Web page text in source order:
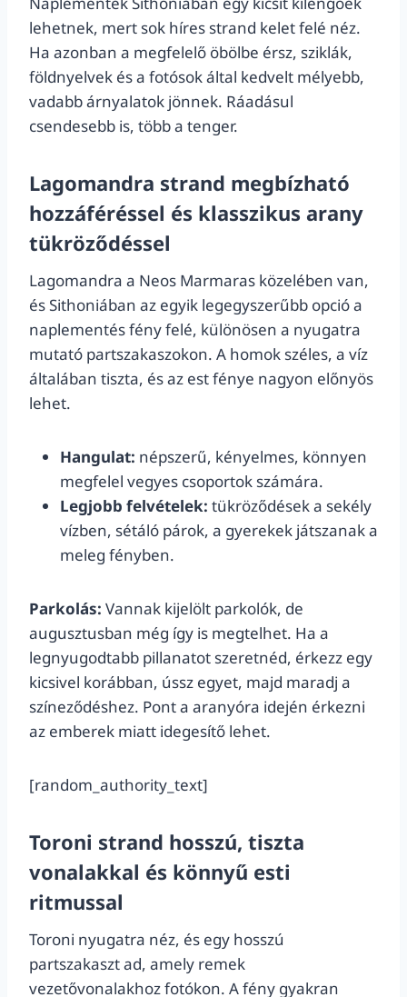
lehetnek, mert sok híres strand kelet felé néz.
Ha azonban a megfelelő öbölbe érsz, sziklák,
földnyelvek és a fotósok által kedvelt mélyebb,
vadabb árnyalatok jönnek. Ráadásul
csendesebb is, több a tenger.
Lagomandra strand megbízható
hozzáféréssel és klasszikus arany
tükröződéssel
Lagomandra a Neos Marmaras közelében van,
és Sithoniában az egyik legegyszerűbb opció a
naplementés fény felé, különösen a nyugatra
mutató partszakaszokon. A homok széles, a víz
általában tiszta, és az est fénye nagyon előnyös
lehet.
Hangulat: népszerű, kényelmes, könnyen
megfelel vegyes csoportok számára.
Legjobb felvételek: tükröződések a sekély
vízben, sétáló párok, a gyerekek játszanak a
meleg fényben.
Parkolás: Vannak kijelölt parkolók, de
augusztusban még így is megtelhet. Ha a
legnyugodtabb pillanatot szeretnéd, érkezz egy
kicsivel korábban, ússz egyet, majd maradj a
színeződéshez. Pont a aranyóra idején érkezni
az emberek miatt idegesítő lehet.
[random_authority_text]
Toroni strand hosszú, tiszta
vonalakkal és könnyű esti
ritmussal
Toroni nyugatra néz, és egy hosszú
partszakaszt ad, amely remek
vezetővonalakhoz fotókon. A fény gyakran